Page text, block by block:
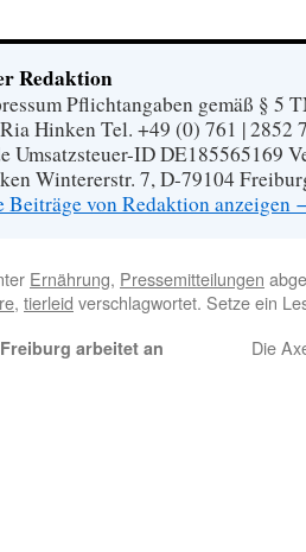
Redaktion
Pflichtangaben gemäß § 5
Hinken Tel. +49 (0) 761 | 2852
Umsatzsteuer-ID DE185565169
Wintererstr. 7, D-79104
Beiträge von Redaktion anzeigen
Ernährung, Pressemitteilungen
, tierleid verschlagwortet. Setze ein
arbeitet an
Die